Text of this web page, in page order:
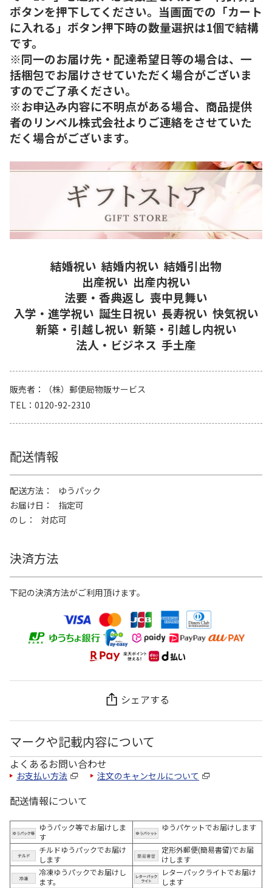
ボタンを押下してください。当画面での「カート
に入れる」ボタン押下時の数量選択は1個で結構
です。
※同一のお届け先・配達希望日等の場合は、一
括梱包でお届けさせていただく場合がございま
すのでご了承ください。
※お申込み内容に不明点がある場合、商品提供
者のリンベル株式会社よりご連絡をさせていた
だく場合がございます。
結婚祝い 結婚内祝い 結婚引出物
出産祝い 出産内祝い
法要・香典返し 喪中見舞い
入学・進学祝い 誕生日祝い 長寿祝い 快気祝い
新築・引越し祝い 新築・引越し内祝い
法人・ビジネス 手土産
販売者
（株）郵便局物販サービス
TEL
0120-92-2310
配送情報
配送方法
ゆうパック
お届け日
指定可
のし
対応可
決済方法
下記の決済方法がご利用頂けます。
シェアする
マークや記載内容について
よくあるお問い合わせ
お支払い方法 注文のキャンセルについて
配送情報について
ゆうパック等でお届けしま
す
ゆうパケットでお届けします
チルドゆうパックでお届け
します
定形外郵便(簡易書留)でお届
けします
冷凍ゆうパックでお届けし
ます。
レターパックライトでお届け
します